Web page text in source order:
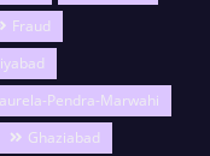
Fraud
Pendra-Marwahi
Ghaziabad